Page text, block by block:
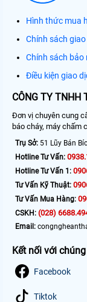
Hình thức mua
Chính sách
Chính sách bảo
Điều kiện giao
CÔNG TY TNHH
Đơn vị chuyên cung
báo cháy, máy chấm
Trụ Sở: 51 Lũy Bán
Hotline Tư Vấn:
Hotline Tư Vấn 1:
Tư Vấn Kỹ Thuật:
Tư Vấn Mua Hàng:
CSKH: (028)
Email:
Kết nối với
Facebook
Tiktok